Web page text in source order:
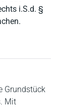
i.S.d. §
Grundstück
Mit